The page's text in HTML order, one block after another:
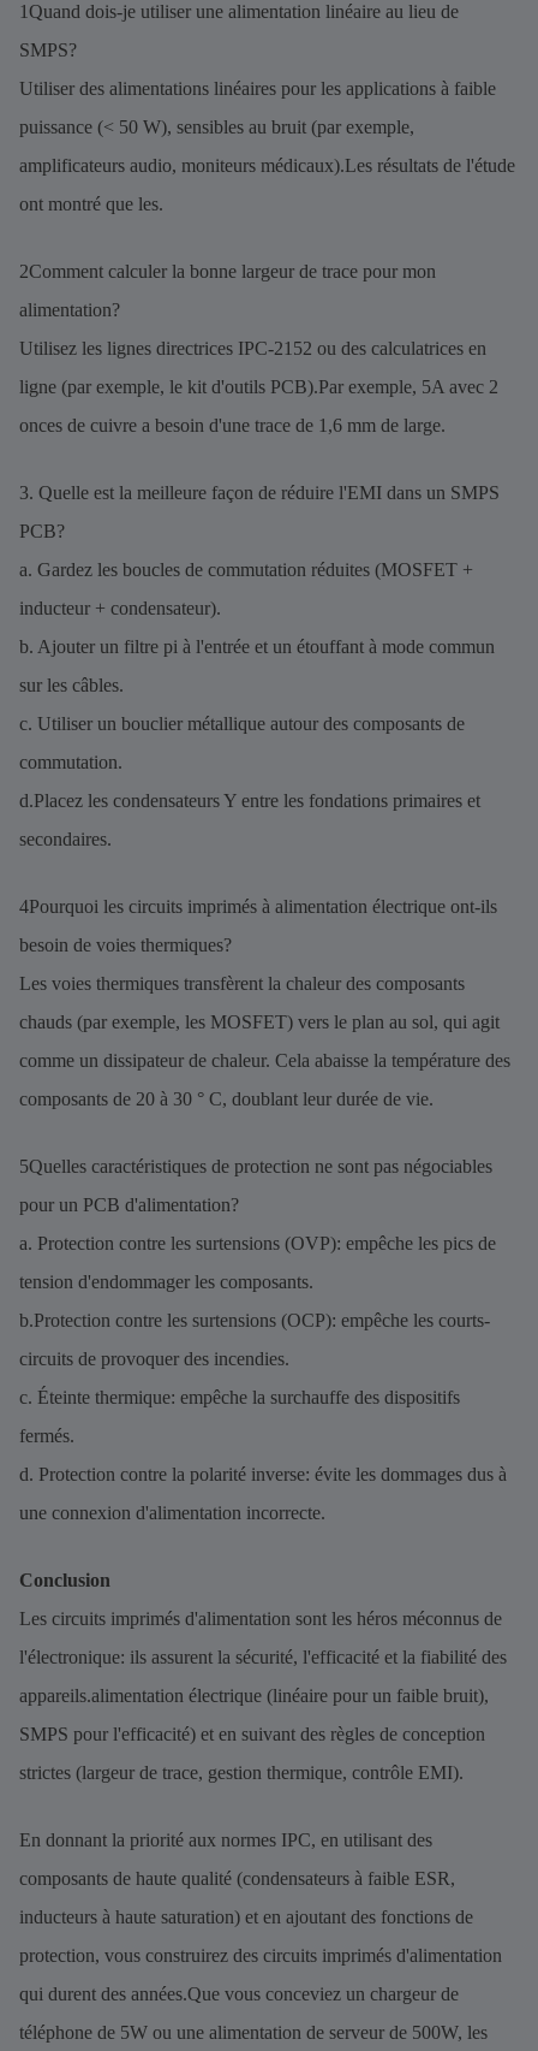
1Quand dois-je utiliser une alimentation linéaire au lieu de
SMPS?
Utiliser des alimentations linéaires pour les applications à faible
puissance (< 50 W), sensibles au bruit (par exemple,
amplificateurs audio, moniteurs médicaux).Les résultats de l'étude
ont montré que les.
2Comment calculer la bonne largeur de trace pour mon
alimentation?
Utilisez les lignes directrices IPC-2152 ou des calculatrices en
ligne (par exemple, le kit d'outils PCB).Par exemple, 5A avec 2
onces de cuivre a besoin d'une trace de 1,6 mm de large.
3. Quelle est la meilleure façon de réduire l'EMI dans un SMPS
PCB?
a. Gardez les boucles de commutation réduites (MOSFET +
inducteur + condensateur).
b. Ajouter un filtre pi à l'entrée et un étouffant à mode commun
sur les câbles.
c. Utiliser un bouclier métallique autour des composants de
commutation.
d.Placez les condensateurs Y entre les fondations primaires et
secondaires.
4Pourquoi les circuits imprimés à alimentation électrique ont-ils
besoin de voies thermiques?
Les voies thermiques transfèrent la chaleur des composants
chauds (par exemple, les MOSFET) vers le plan au sol, qui agit
comme un dissipateur de chaleur. Cela abaisse la température des
composants de 20 à 30 ° C, doublant leur durée de vie.
5Quelles caractéristiques de protection ne sont pas négociables
pour un PCB d'alimentation?
a. Protection contre les surtensions (OVP): empêche les pics de
tension d'endommager les composants.
b.Protection contre les surtensions (OCP): empêche les courts-
circuits de provoquer des incendies.
c. Éteinte thermique: empêche la surchauffe des dispositifs
fermés.
d. Protection contre la polarité inverse: évite les dommages dus à
une connexion d'alimentation incorrecte.
Conclusion
Les circuits imprimés d'alimentation sont les héros méconnus de
l'électronique: ils assurent la sécurité, l'efficacité et la fiabilité des
appareils.alimentation électrique (linéaire pour un faible bruit),
SMPS pour l'efficacité) et en suivant des règles de conception
strictes (largeur de trace, gestion thermique, contrôle EMI).
En donnant la priorité aux normes IPC, en utilisant des
composants de haute qualité (condensateurs à faible ESR,
inducteurs à haute saturation) et en ajoutant des fonctions de
protection, vous construirez des circuits imprimés d'alimentation
qui durent des années.Que vous conceviez un chargeur de
téléphone de 5W ou une alimentation de serveur de 500W, les